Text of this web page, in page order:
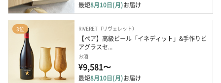
最短8月10日(月)お届け
3位 RIVERET（リヴェレット）
【ペア】高級ビール「イネディット」&手作りビ
アグラスセ...
お酒
¥9,581〜
最短8月10日(月)お届け